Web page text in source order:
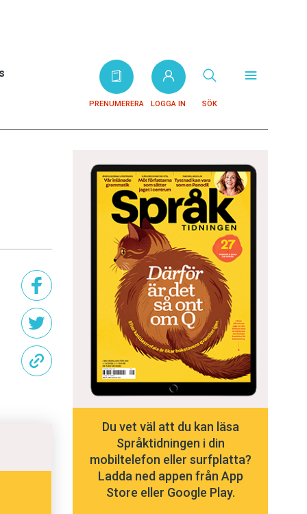
PRENUMERERA LOGGA IN SÖK
Du vet väl att du kan läsa
Språktidningen i din
mobiltelefon eller surfplatta?
Ladda ned appen från App
Store eller Google Play.